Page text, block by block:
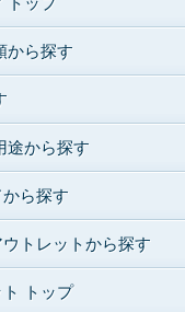
から探す
途から探す
ら探す
トレットから探す
トップ